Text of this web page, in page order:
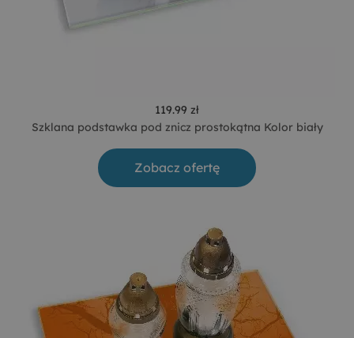
119.99 zł
Szklana podstawka pod znicz prostokątna Kolor biały
Zobacz ofertę